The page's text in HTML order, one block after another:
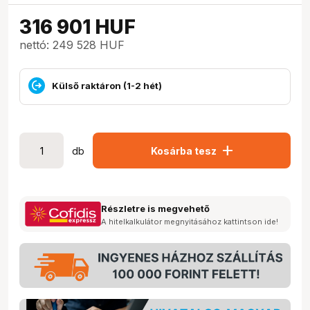
316 901 HUF
nettó: 249 528 HUF
Külső raktáron (1-2 hét)
db Kosárba tesz add
Részletre is megvehető
A hitelkalkulátor megnyitásához kattintson ide!